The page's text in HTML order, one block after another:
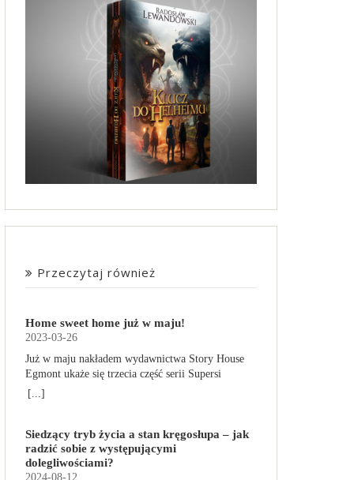
Przeczytaj również
Home sweet home już w maju!
2023-03-26
Już w maju nakładem wydawnictwa Story House
Egmont ukaże się trzecia część serii Supersi
scenarzysty Frederic Maupome. Ten tom nosi tytuł
obdarzone supermocami i wspomagane przez
robota o imieniu Al. Są rozdarte między chęcią
prowadzenia normalnego życia wśród ludzi a
[...]
Siedzący tryb życia a stan kręgosłupa – jak
radzić sobie z występującymi
dolegliwościami?
2024-08-12